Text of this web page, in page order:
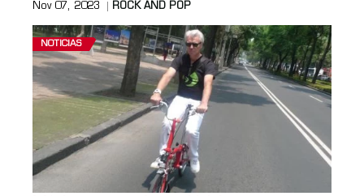
Nov 07, 2023 ROCK AND POP
NOTICIAS